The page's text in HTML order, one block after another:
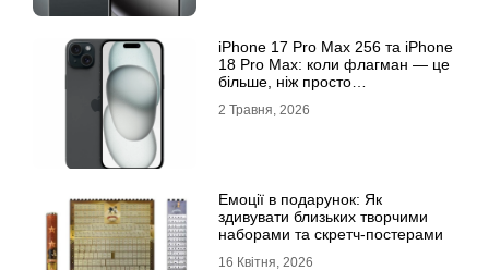
iРhone 17 Рro Мax 256 та iРhone
18 Рro Мax: коли флагман — це
більше, ніж просто
2 Травня, 2026
Емоції в подарунок: Як
здивувати близьких творчими
наборами та скретч-постерами
16 Квітня, 2026